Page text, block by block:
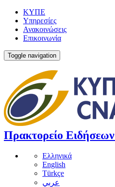
ΚΥΠΕ
Υπηρεσίες
Ανακοινώσεις
Επικοινωνία
Toggle navigation
Πρακτορείο Ειδήσεων
Ελληνικά
English
Türkçe
عربي